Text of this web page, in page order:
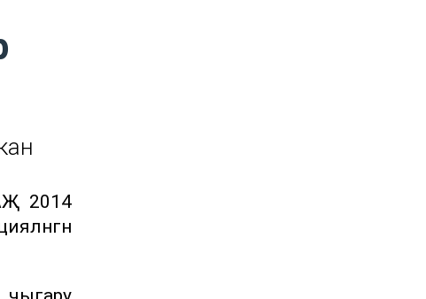
2014